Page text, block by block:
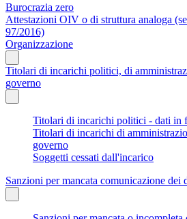
Burocrazia zero
Attestazioni OIV o di struttura analoga
97/2016)
Organizzazione
Titolari di incarichi politici, di
governo
Titolari di incarichi politici - dati in
Titolari di incarichi di
governo
Soggetti cessati dall'incarico
Sanzioni per mancata comunicazione dei